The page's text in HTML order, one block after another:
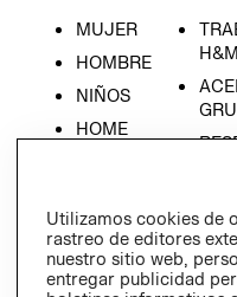
MUJER
HOMBRE
NIÑOS
HOME
H&M
Utilizamos cookies de
rastreo de editores
nuestro sitio web,
entregar publicidad